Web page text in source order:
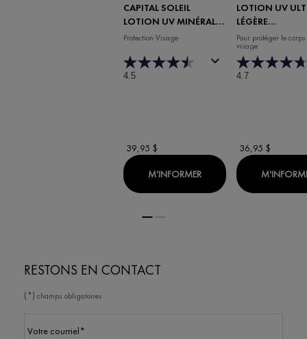
CAPITAL SOLEIL
LOTION UV MINÉRALE
TEINTÉE FPS 60
Protection Visage
4.5
39,95 $
M'INFORMER WHEN THE CAPITAL
LOTION UV
LÉGÈRE
60 SPORT
SOLEIL
Pour protéger le
visage
4.7
36,95 $
RESTONS EN CONTACT
(*) champs obligatoires
Votre courriel*